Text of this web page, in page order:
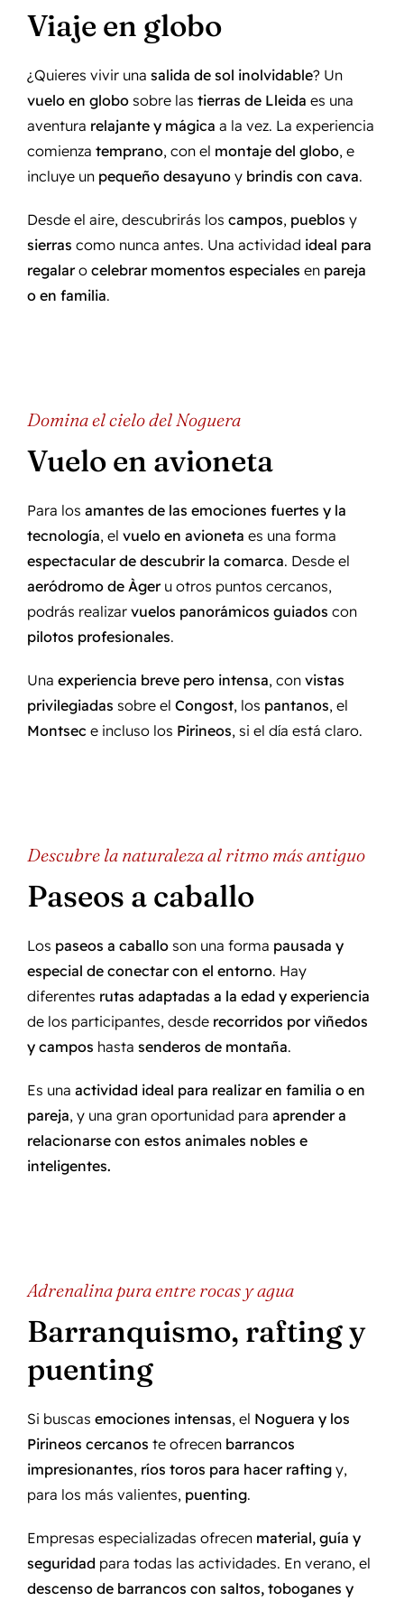
Viaje en globo
¿Quieres vivir una salida de sol inolvidable? Un
vuelo en globosobre las tierras de Lleida es una
aventura relajante y mágica a la vez. La experiencia
comienza temprano, con el montaje del globo, e
incluye un pequeño desayunoy brindis con cava.
Desde el aire, descubrirás los campos, pueblos y
sierras como nunca antes. Una actividad ideal para
regalaro celebrar momentos especiales en pareja
o en familia.
Domina el cielo del Noguera
Vuelo en avioneta
Para los amantes de las emociones fuertes y la
tecnología, el vuelo en avioneta es una forma
espectacular de descubrir la comarca. Desde el
aeródromo de Àgeru otros puntos cercanos,
podrás realizar vuelos panorámicos guiados con
pilotos profesionales.
Una experiencia breve pero intensa, con vistas
privilegiadas sobre el Congost, los pantanos, el
Montsec e incluso los Pirineos, si el día está claro.
Descubre la naturaleza al ritmo más antiguo
Paseos a caballo
Los paseos a caballoson una forma pausada y
especial de conectar con el entorno. Hay
diferentes rutas adaptadas a la edad y experiencia
de los participantes, desde recorridos por viñedos
y campos hasta senderos de montaña.
Es una actividad ideal para realizar en familia o en
pareja, y una gran oportunidad para aprender a
relacionarse con estos animales nobles e
inteligentes.
Adrenalina pura entre rocas y agua
Barranquismo, rafting y
puenting
Si buscas emociones intensas, el Noguera y los
Pirineos cercanos te ofrecen barrancos
impresionantes, ríos toros para hacer raftingy,
para los más valientes, puenting.
Empresas especializadas ofrecen material, guía y
seguridad para todas las actividades. En verano, el
descenso de barrancos con saltos, toboganes y